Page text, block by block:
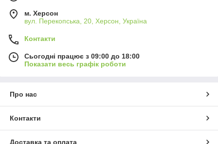
м. Херсон
вул. Перекопська, 20, Херсон, Україна
Контакти
Сьогодні працює з 09:00 до 18:00
Показати весь графік роботи
Про нас
Контакти
Доставка та оплата